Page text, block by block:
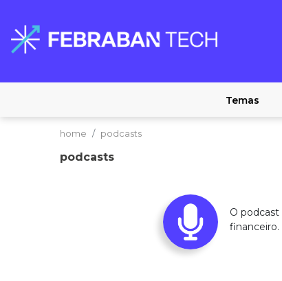
Temas
home podcasts
podcasts
O podcast